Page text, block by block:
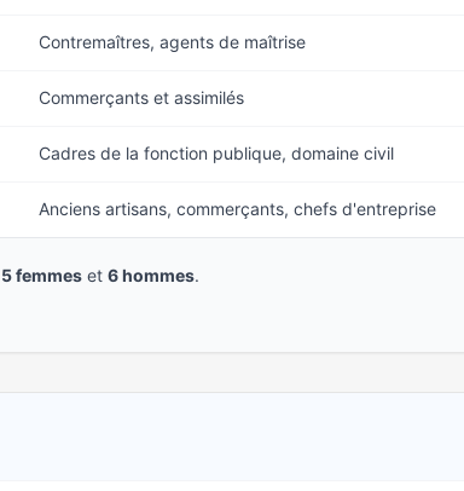
Contremaîtres, agents de maîtrise
Commerçants et assimilés
Cadres de la fonction publique, domaine civil
Anciens artisans, commerçants, chefs d'entreprise
5 femmes et 6 hommes.